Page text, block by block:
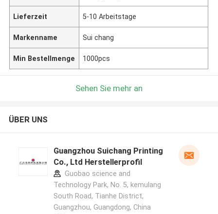
Lieferzeit 5-10 Arbeitstage
Markenname Sui chang
Min Bestellmenge 1000pcs
Sehen Sie mehr an
ÜBER UNS
Guangzhou Suichang Printing
Co., Ltd Herstellerprofil
Guobao science and
Technology Park, No. 5, kemulang
South Road, Tianhe District,
Guangzhou, Guangdong, China